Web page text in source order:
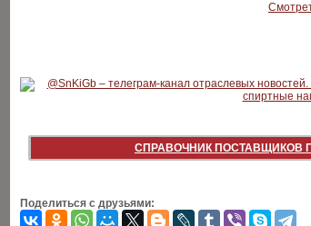
СПРАВОЧНИК ПОСТАВЩИКОВ
Поделиться с друзьями: